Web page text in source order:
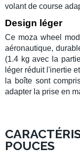
volant de course
Design léger
Ce moza wheel mod
aéronautique,
(1.4 kg avec la
léger réduit l'inertie
la boîte sont
adapter la prise en
POUCES